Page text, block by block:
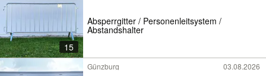
15
Absperrgitter / Personenleitsystem /
Abstandshalter
Günzburg 03.08.2026